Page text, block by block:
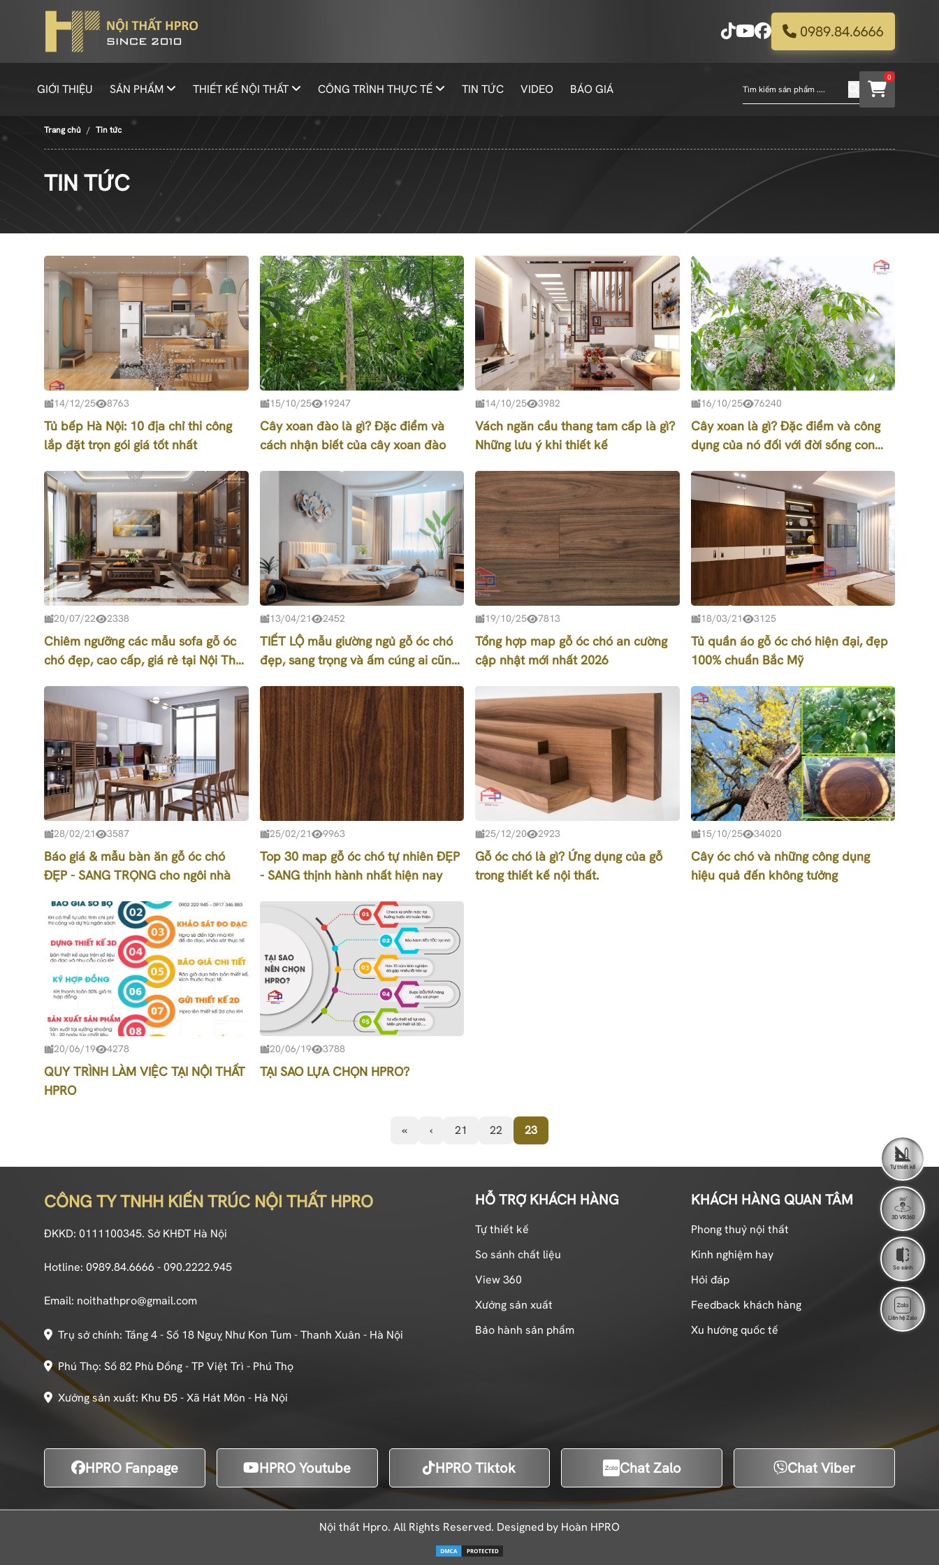
0989.84.6666
GIỚI THIỆU SẢN PHẨM THIẾT KẾ NỘI THẤT CÔNG TRÌNH THỰC TẾ TIN TỨC VIDEO BÁO GIÁ
0
Trang chủ Tin tức
TIN TỨC
14/12/25 8763
Tủ bếp Hà Nội: 10 địa chỉ thi công
lắp đặt trọn gói giá tốt nhất
15/10/25 19247
Cây xoan đào là gì? Đặc điểm và
cách nhận biết của cây xoan đào
14/10/25 3982
Vách ngăn cầu thang tam cấp là gì?
Những lưu ý khi thiết kế
16/10/25 76240
Cây xoan là gì? Đặc điểm và công
dụng của nó đối với đời sống con
20/07/22 2338
Chiêm ngưỡng các mẫu sofa gỗ óc
chó đẹp, cao cấp, giá rẻ tại Nội Thất
13/04/21 2452
TIẾT LỘ mẫu giường ngủ gỗ óc chó
đẹp, sang trọng và ấm cúng ai cũng
19/10/25 7813
Tổng hợp map gỗ óc chó an cường
cập nhật mới nhất 2026
18/03/21 3125
Tủ quần áo gỗ óc chó hiện đại, đẹp
100% chuẩn Bắc Mỹ
28/02/21 3587
Báo giá & mẫu bàn ăn gỗ óc chó
ĐẸP - SANG TRỌNG cho ngôi nhà
25/02/21 9963
Top 30 map gỗ óc chó tự nhiên ĐẸP
- SANG thịnh hành nhất hiện nay
25/12/20 2923
Gỗ óc chó là gì? Ứng dụng của gỗ
trong thiết kế nội thất.
15/10/25 34020
Cây óc chó và những công dụng
hiệu quả đến không tưởng
20/06/19 4278
QUY TRÌNH LÀM VIỆC TẠI NỘI THẤT
HPRO
20/06/19 3788
TẠI SAO LỰA CHỌN HPRO?
« ‹ 21 22 23
CÔNG TY TNHH KIẾN TRÚC NỘI THẤT HPRO
ĐKKD: 0111100345. Sở KHĐT Hà Nội
Hotline: 0989.84.6666 - 090.2222.945
Email: noithathpro@gmail.com
Trụ sở chính: Tầng 4 - Số 18 Nguỵ Như Kon Tum - Thanh Xuân - Hà Nội
Phú Thọ: Số 82 Phù Đổng - TP Việt Trì - Phú Thọ
Xưởng sản xuất: Khu Đ5 - Xã Hát Môn - Hà Nội
HỖ TRỢ KHÁCH HÀNG
Tự thiết kế
So sánh chất liệu
View 360
Xưởng sản xuất
Bảo hành sản phẩm
KHÁCH HÀNG QUAN TÂM
Phong thuỷ nội thất
Kinh nghiệm hay
Hỏi đáp
Feedback khách hàng
Xu hướng quốc tế
HPRO Fanpage HPRO Youtube HPRO Tiktok Chat Zalo Chat Viber
Nội thất Hpro. All Rights Reserved. Designed by Hoàn HPRO
Tự thiết kế
3D VR360
So sánh
Liên hệ Zalo